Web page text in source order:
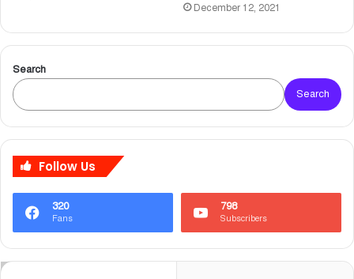
December 12, 2021
Search
Search
Follow Us
320
Fans
798
Subscribers